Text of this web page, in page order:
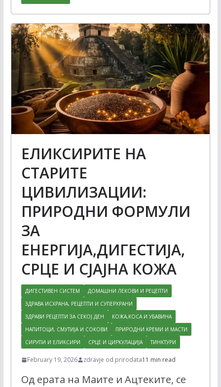
ЕЛИКСИРИТЕ НА
СТАРИТЕ
ЦИВИЛИЗАЦИИ:
ПРИРОДНИ ФОРМУЛИ
ЗА
ЕНЕРГИЈА,ДИГЕСТИЈА,
СРЦЕ И СЈАЈНА КОЖА
ДИГЕСТИВЕН СИСТЕМ
ДОМАШНИ ЛЕКОВИ И РЕЦЕПТИ
ЗДРАВА ИСХРАНА, РЕЦЕПТИ И СУПЕРХРАНИ
ЗДРАВИ РЕЦЕПТИ ЗА СЕКОЈ ДЕН
КОЖА,КОСА И УБАВИНА
НАПИТОЦИ, СМУТИЈА И СОКОВИ
ПРИРОДНИ КРЕМИ И МАСТИ
СИРУПИ И ЕЛИКСИРИ
СРЦЕ И ЦИРКУЛАЦИЈА ТИНКТУРИ
February 19, 2026 zdravje od prirodata11 min read
Од ерата на Маите и Ацтеките, се